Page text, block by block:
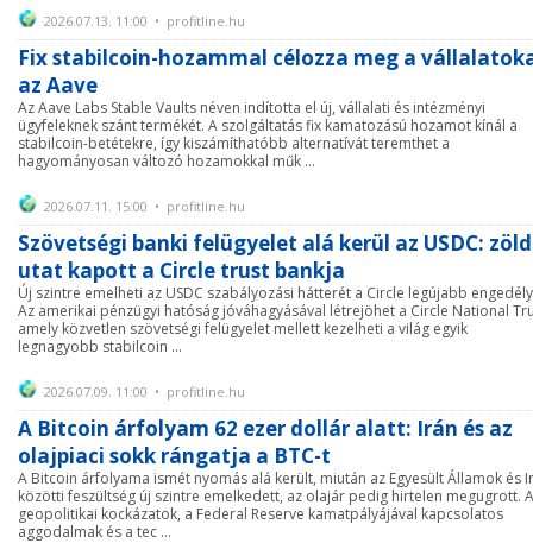
2026.07.13. 11:00 • profitline.hu
Fix stabilcoin-hozammal célozza meg a
az Aave
Az Aave Labs Stable Vaults néven indította el új, vállalati és intézményi
ügyfeleknek szánt termékét. A szolgáltatás fix kamatozású hozamot kínál a
stabilcoin-betétekre, így kiszámíthatóbb alternatívát teremthet a
hagyományosan változó hozamokkal műk ...
2026.07.11. 15:00 • profitline.hu
Szövetségi banki felügyelet alá kerül az USDC: zöld
utat kapott a Circle trust bankja
Új szintre emelheti az USDC szabályozási hátterét a Circle legújabb
Az amerikai pénzügyi hatóság jóváhagyásával létrejöhet a Circle National
amely közvetlen szövetségi felügyelet mellett kezelheti a világ egyik
legnagyobb stabilcoin ...
2026.07.09. 11:00 • profitline.hu
A Bitcoin árfolyam 62 ezer dollár alatt: Irán és az
olajpiaci sokk rángatja a BTC-t
A Bitcoin árfolyama ismét nyomás alá került, miután az Egyesült Államok és
közötti feszültség új szintre emelkedett, az olajár pedig hirtelen megugrott. A
geopolitikai kockázatok, a Federal Reserve kamatpályájával kapcsolatos
aggodalmak és a tec ...